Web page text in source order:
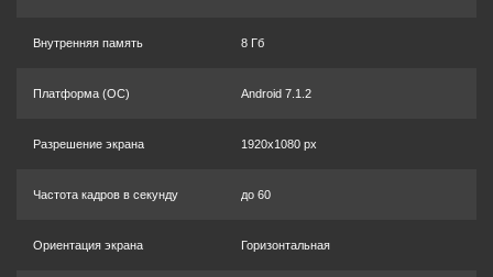
Внутренняя память 8 Гб
Платформа (OC) Android 7.1.2
Разрешение экрана 1920x1080 px
Частота кадров в секунду до 60
Ориентация экрана Горизонтальная